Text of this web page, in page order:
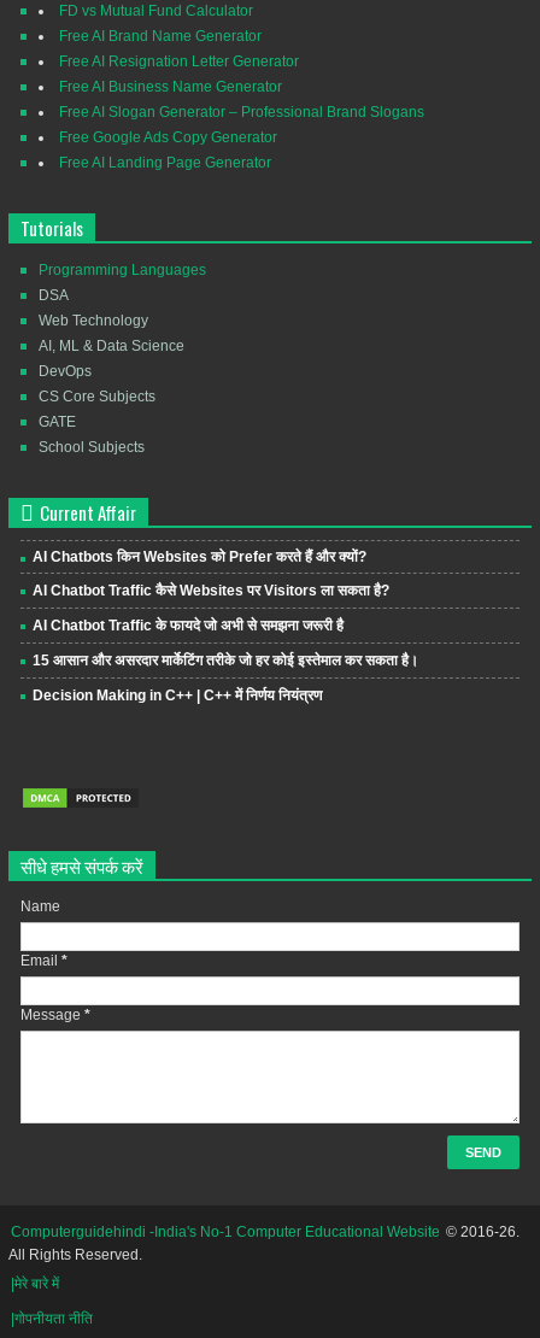
FD vs Mutual Fund Calculator
Free AI Brand Name Generator
Free AI Resignation Letter Generator
Free AI Business Name Generator
Free AI Slogan Generator – Professional Brand Slogans
Free Google Ads Copy Generator
Free AI Landing Page Generator
Tutorials
Programming Languages
DSA
Web Technology
AI, ML & Data Science
DevOps
CS Core Subjects
GATE
School Subjects
Current Affair
AI Chatbots किन Websites को Prefer करते हैं और क्यों?
AI Chatbot Traffic कैसे Websites पर Visitors ला सकता है?
AI Chatbot Traffic के फायदे जो अभी से समझना जरूरी है
15 आसान और असरदार मार्केटिंग तरीके जो हर कोई इस्तेमाल कर सकता है।
Decision Making in C++ | C++ में निर्णय नियंत्रण
सीधे हमसे संपर्क करें
Name
Email *
Message *
Computerguidehindi -India's No-1 Computer Educational Website © 2016-26.
All Rights Reserved.
|मेरे बारे में
|गोपनीयता नीति